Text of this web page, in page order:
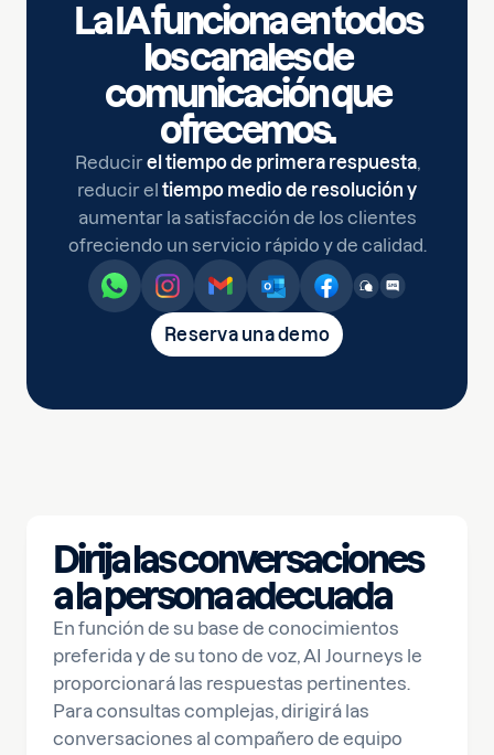
La IA funciona en todos
los canales de
comunicación que
ofrecemos.
Reducirel tiempo de primera respuesta,
reducir el tiempo medio de resolución y
aumentar la satisfacción de los clientes
ofreciendo un servicio rápido y de calidad.
Reserva una demo
Dirija las conversaciones
a la persona adecuada
En función de su base de conocimientos
preferida y de su tono de voz, AI Journeys le
proporcionará las respuestas pertinentes.
Para consultas complejas, dirigirá las
conversaciones al compañero de equipo